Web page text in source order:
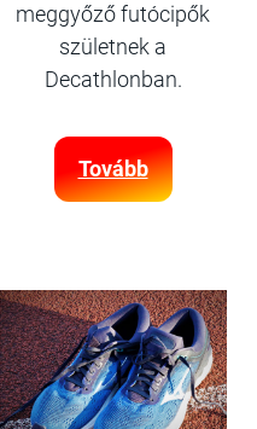
meggyőző futócipők
születnek a
Decathlonban.
Tovább